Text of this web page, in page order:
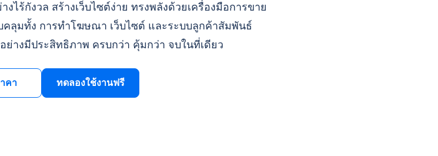
ไร้กังวล สร้างเว็บไซต์ง่าย ทรงพลังด้วยเครื่องมือการขาย
คลุมทั้ง การทำโฆษณา เว็บไซต์ และระบบลูกค้าสัมพันธ์
างมีประสิทธิภาพ ครบกว่า คุ้มกว่า จบในที่เดียว
คา ทดลองใช้งานฟรี